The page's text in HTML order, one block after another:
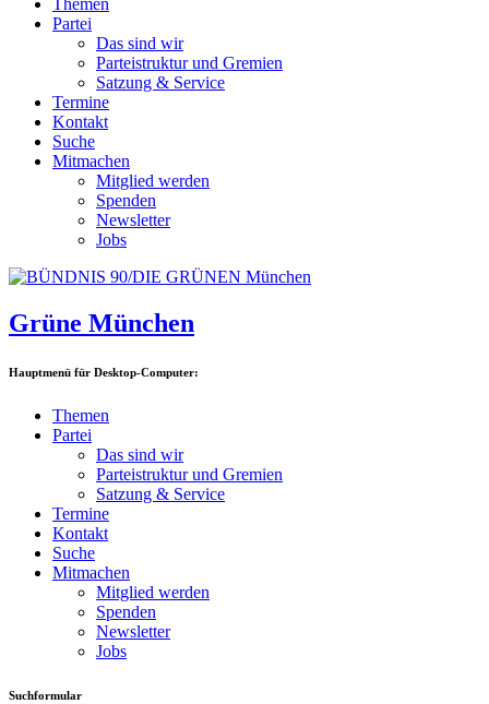
Themen
Partei
Das sind wir
Parteistruktur und Gremien
Satzung & Service
Termine
Kontakt
Suche
Mitmachen
Mitglied werden
Spenden
Newsletter
Jobs
Grüne München
Hauptmenü für Desktop-Computer:
Themen
Partei
Das sind wir
Parteistruktur und Gremien
Satzung & Service
Termine
Kontakt
Suche
Mitmachen
Mitglied werden
Spenden
Newsletter
Jobs
Suchformular